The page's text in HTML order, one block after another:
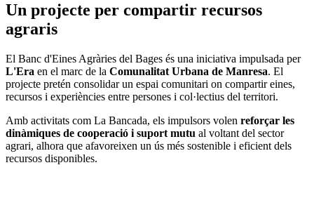
Un projecte per compartir recursos
agraris
El Banc d'Eines Agràries del Bages és una iniciativa impulsada per
L'Era en el marc de la Comunalitat Urbana de Manresa. El
projecte pretén consolidar un espai comunitari on compartir eines,
recursos i experiències entre persones i col·lectius del territori.
Amb activitats com La Bancada, els impulsors volen reforçar les
dinàmiques de cooperació i suport mutu al voltant del sector
agrari, alhora que afavoreixen un ús més sostenible i eficient dels
recursos disponibles.